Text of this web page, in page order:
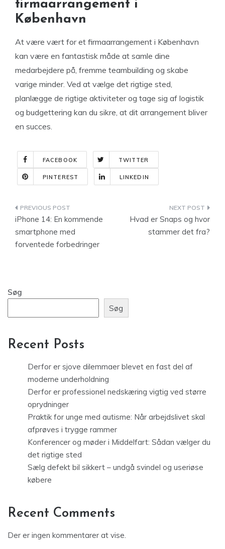
firmaarrangement i
København
At være vært for et firmaarrangement i København
kan være en fantastisk måde at samle dine
medarbejdere på, fremme teambuilding og skabe
varige minder. Ved at vælge det rigtige sted,
planlægge de rigtige aktiviteter og tage sig af logistik
og budgettering kan du sikre, at dit arrangement bliver
en succes.
FACEBOOK TWITTER
PINTEREST LINKEDIN
Indlægsnavigation
iPhone 14: En kommende
smartphone med
forventede forbedringer
Hvad er Snaps og hvor
stammer det fra?
Søg
Søg
Recent Posts
Derfor er sjove dilemmaer blevet en fast del af
moderne underholdning
Derfor er professionel nedskæring vigtig ved større
oprydninger
Praktik for unge med autisme: Når arbejdslivet skal
afprøves i trygge rammer
Konferencer og møder i Middelfart: Sådan vælger du
det rigtige sted
Sælg defekt bil sikkert – undgå svindel og useriøse
købere
Recent Comments
Der er ingen kommentarer at vise.